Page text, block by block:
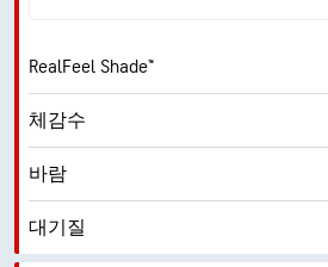
RealFeel Shade™
체감수
바람
대기질